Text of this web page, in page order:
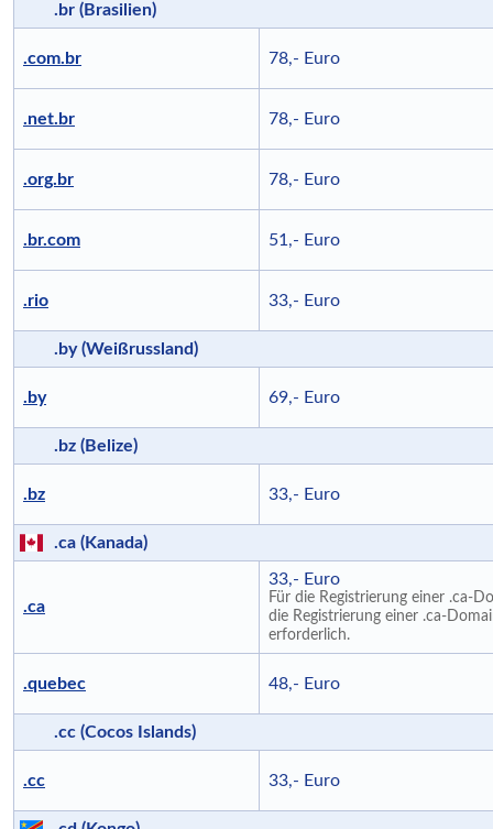
.br (Brasilien)
.com.br 78,- Euro
.net.br 78,- Euro
.org.br 78,- Euro
.br.com 51,- Euro
.rio 33,- Euro
.by (Weißrussland)
.by 69,- Euro
.bz (Belize)
.bz 33,- Euro
.ca (Kanada)
.ca
33,- Euro
Für die Registrierung einer .ca-
die Registrierung einer .ca-
erforderlich.
.quebec 48,- Euro
.cc (Cocos Islands)
.cc 33,- Euro